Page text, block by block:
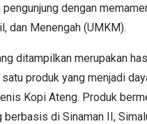
dengan
dan Menengah (UMKM).
ditampilkan merupakan
satu produk yang menjadi
Kopi Ateng. Produk
berbasis di Sinaman II,